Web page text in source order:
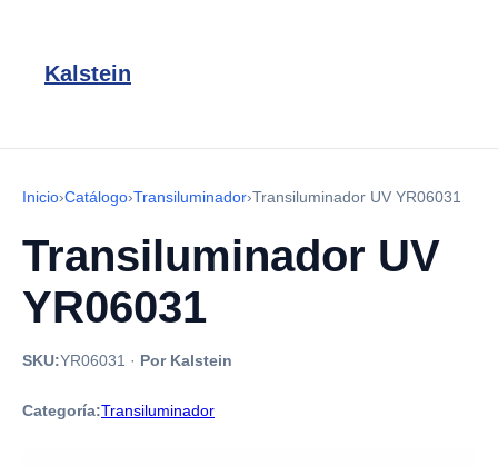
Kalstein
Inicio›Catálogo›Transiluminador›Transiluminador UV YR06031
Transiluminador UV
YR06031
SKU:YR06031 · Por Kalstein
Categoría:Transiluminador